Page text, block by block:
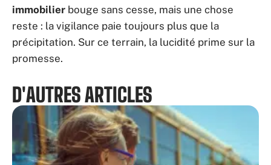
immobilier bouge sans cesse, mais une chose
reste : la vigilance paie toujours plus que la
précipitation. Sur ce terrain, la lucidité prime sur la
promesse.
D'AUTRES ARTICLES